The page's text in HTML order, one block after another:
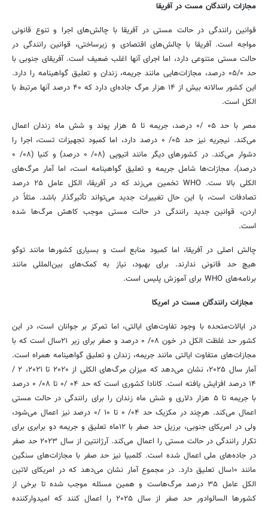
مجازات رانندگان مست در آفریقا
قوانین رانندگی در حالت مستی در آفریقا با چالش‌های اجرا و تنوع قانونی
مواجه است. آفریقا با چالش‌های اقتصادی و زیرساختی، قوانین رانندگی در
حالت مستی متنوعی دارد، اما اجرای آنها اغلب ضعیف است. آفریقای جنوبی با
حد ۰۵/۰ درصد، مجازات‌هایی مانند جریمه، زندان و تعلیق گواهینامه را دارد.
این کشور سالانه بیش از ۱۴ هزار مرگ جاده‌ای دارد که ۴۰ درصد آنها مرتبط با
الکل است.
مصر با حد ۰۵ /۰ درصد، جریمه تا ۵ هزار پوند و شش ماه زندان اعمال
می‌کند. نیجریه نیز حد ۰۵/ ۰ درصد دارد، اما کمبود تجهیزات تست، اجرا را
دشوار می‌کند. در کشورهای دیگر مانند اتیوپی (۰۸/ ۰ درصد) و کنیا (۰۸/ ۰
درصد)، مجازات‌ها شامل جریمه و تعلیق گواهینامه است، اما آمار مرگ‌های
الکلی بالا ست. WHO تخمین می‌زند که در آفریقا، الکل عامل ۲۵ درصد
تصادفات است، با این حال تغییرات جدید می‌تواند تأثیرگذار باشد. مثلاً در
اردن، قوانین جدید رانندگی در حالت مستی موجب کاهش مرگ‌ها شده
است.
چالش اصلی در آفریقا، اما کمبود منابع است و بسیاری کشورها مانند توگو
هیچ حد قانونی ندارند. برای بهبود، نیاز به کمک‌های بین‌المللی مانند
برنامه‌های WHO برای آموزش پلیس است.
مجازات رانندگان مست در امریکا
در ایالات‌متحده با وجود تفاوت‌های ایالتی، اما تمرکز بر جوانان است، در این
کشور حد غلظت الکل در خون ۰۸/ ۰ درصد و صفر برای زیر ۲۱سال است که با
مجازات‌های متفاوت ایالتی مانند جریمه، زندان و تعلیق گواهینامه همراه است.
آمار سال ۲۰۲۵، نشان می‌دهد که میزان مرگ‌های الکلی از ۲۰۲۰ تا ۲۰۲۱، ۲ /
۱۴ درصد افزایش یافته است. کانادا کشوری است که حد ۰۴ /۰ تا ۰۸/ ۰ درصد
با جریمه تا ۵ هزار دلاری و شش ماه زندان را برای رانندگی در حالت مستی
اعمال می‌کند. هرچند در مکزیک حد ۰۴/ ۰ تا ۱۰ /۰ درصد نیز اعمال می‌شود،
ولی در امریکای جنوبی، برزیل حد صفر با ۱۲ماه تعلیق و جریمه دو برابری برای
تکرار رانندگی در حالت مستی را اعمال می‌کند. آرژانتین از سال ۲۰۲۳ حد صفر
در جاده‌های ملی اعمال شده است. کلمبیا نیز حد صفر با مجازات‌های سنگین
مانند ۱۰سال تعلیق دارد. در مجموع آمار نشان می‌دهد که در امریکای لاتین
الکل عامل ۳۵ درصد مرگ‌هاست و همین مسئله موجب شده تا برخی از
کشورها السالوادور حد صفر از سال ۲۰۲۵ را اعمال کنند که امیدوارکننده